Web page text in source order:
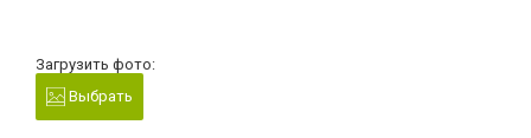
Загрузить фото:
Выбрать